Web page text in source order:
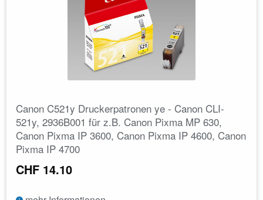
Canon C521y Druckerpatronen ye - Canon CLI-
521y, 2936B001 für z.B. Canon Pixma MP 630,
Canon Pixma IP 3600, Canon Pixma IP 4600, Canon
Pixma IP 4700
CHF 14.10